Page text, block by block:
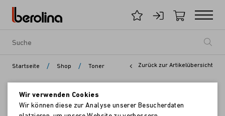
Startseite / Shop / Toner Zurück zur Artikelübersicht
Wir verwenden Cookies
Wir können diese zur Analyse unserer Besucherdaten